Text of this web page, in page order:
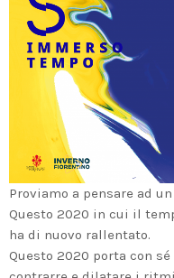
Proviamo a pensare ad
Questo 2020 in cui il
ha di nuovo rallentato.
Questo 2020 porta con